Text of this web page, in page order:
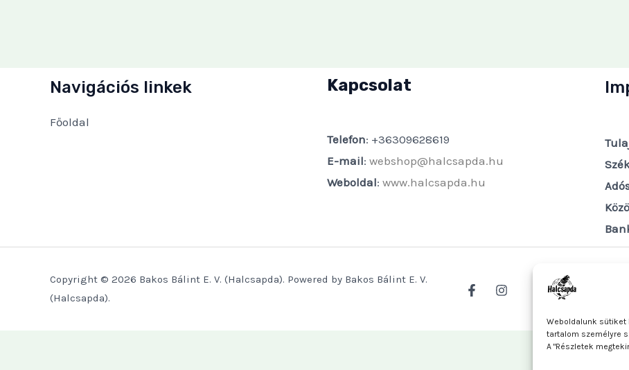
Weboldalunk sütiket
tartalom személyre
A "Részletek
Navigációs linkek
Főoldal
Kapcsolat
Telefon: +36309628619
E-mail:webshop@halcsapda.hu
Weboldal:www.halcsapda.hu
Copyright © 2026 Bakos Bálint E. V. (Halcsapda). Powered by Bakos Bálint E. V.
(Halcsapda).